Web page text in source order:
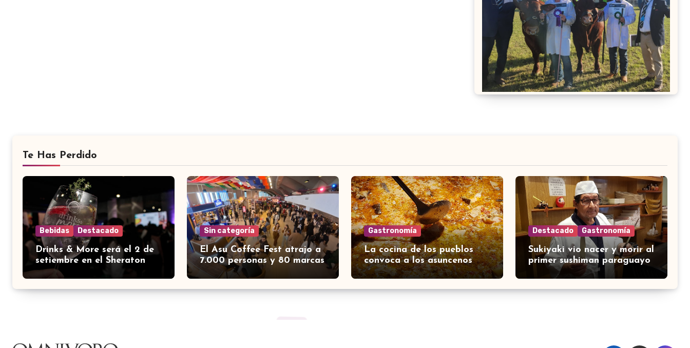
Te Has Perdido
Bebidas Destacado
Drinks & More será el 2 de
setiembre en el Sheraton
Sin categoría
El Asu Coffee Fest atrajo a
7.000 personas y 80 marcas
Gastronomía
La cocina de los pueblos
convoca a los asuncenos
Destacado Gastronomía
Sukiyaki vio nacer y morir al
primer sushiman paraguayo